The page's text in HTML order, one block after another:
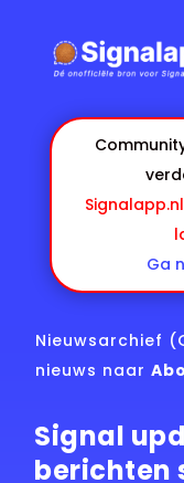
Ga
Nieuwsarchief
nieuws naar
Signal
berichten